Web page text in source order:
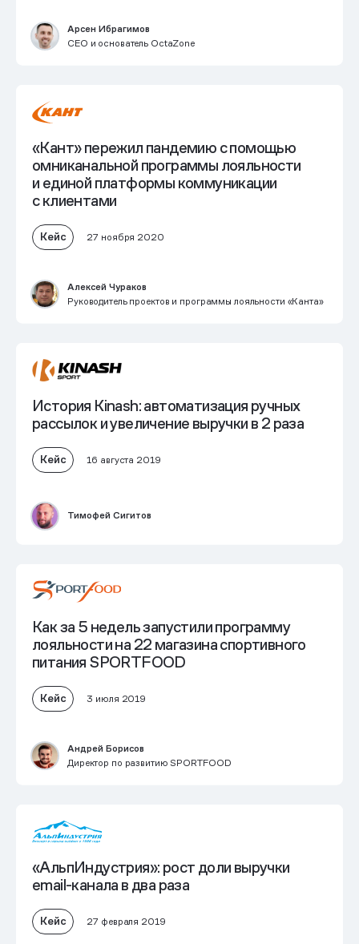
Арсен Ибрагимов
CEO и основатель OctaZone
«Кант» пережил пандемию с помощью
омниканальной программы лояльности
и единой платформы коммуникации
с клиентами
Кейс 27 ноября 2020
Алексей Чураков
Руководитель проектов и программы лояльности «Канта»
История Kinash: автоматизация ручных
рассылок и увеличение выручки в 2 раза
Кейс 16 августа 2019
Тимофей Сигитов
Как за 5 недель запустили программу
лояльности на 22 магазина спортивного
питания SPORTFOOD
Кейс 3 июля 2019
Андрей Борисов
Директор по развитию SPORTFOOD
«АльпИндустрия»: рост доли выручки
email-канала в два раза
Кейс 27 февраля 2019